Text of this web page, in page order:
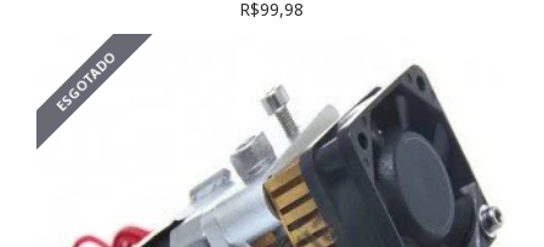
R$99,98
ESGOTADO